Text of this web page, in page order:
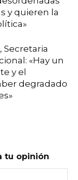
y quieren la
Secretaria
«Hay un
y el
degradado
tu opinión